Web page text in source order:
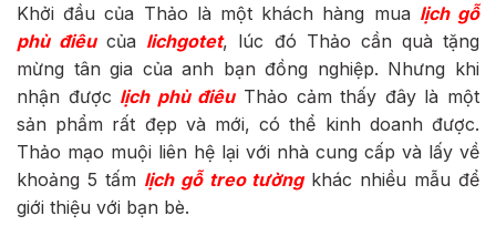
Khởi đầu của Thảo là một khách hàng mua lịch gỗ
phù điêucủa lichgotet, lúc đó Thảo cần quà tặng
mừng tân gia của anh bạn đồng nghiệp. Nhưng khi
nhận được lịch phù điêuThảo cảm thấy đây là một
sản phẩm rất đẹp và mới, có thể kinh doanh được.
Thảo mạo muội liên hệ lại với nhà cung cấp và lấy về
khoảng 5 tấm lịch gỗ treo tườngkhác nhiều mẫu để
giới thiệu với bạn bè.